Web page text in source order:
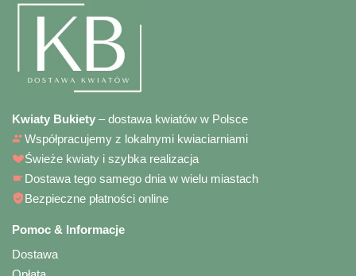
Kwiaty Bukiety – dostawa kwiatów w Polsce
Współpracujemy z lokalnymi kwiaciarniami
Świeże kwiaty i szybka realizacja
Dostawa tego samego dnia w wielu miastach
Bezpieczne płatności online
Pomoc & Informacje
Dostawa